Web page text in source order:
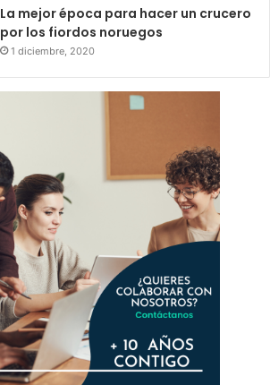
La mejor época para hacer un crucero
por los fiordos noruegos
1 diciembre, 2020